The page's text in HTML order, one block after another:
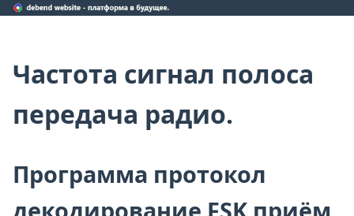
Частота сигнал полоса
передача радио.
Программа протокол